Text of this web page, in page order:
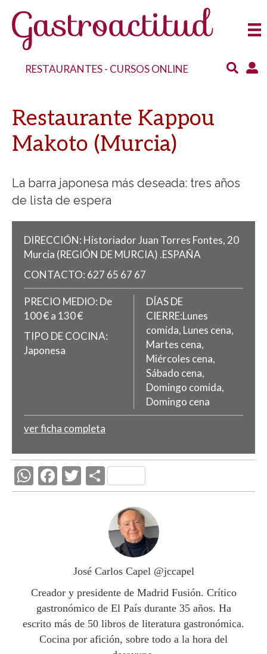
RESTAURANTES- CURSOS ONLINE
Restaurante Kappou
Makoto (Murcia)
La barra japonesa más deseada: tres años
de lista de espera
DIRECCIÓN: Historiador Juan Torres Fontes, 20
Murcia (REGIÓN DE MURCIA) .ESPAÑA
CONTACTO: 627 65 67 67
PRECIO MEDIO: De
100 € a 130 €
TIPO DE COCINA:
Japonesa
DÍAS DE
CIERRE:Lunes
comida, Lunes cena,
Martes cena,
Miércoles cena,
Sábado cena,
Domingo comida,
Domingo cena
ver ficha completa
W
h
p
F
ac
k
T
w
C
o
m
p
ar
ti
r
José Carlos Capel @jccapel
Creador y presidente de Madrid Fusión. Crítico
gastronómico de El País durante 35 años. Ha
escrito más de 50 libros de literatura gastronómica.
Cocina por afición, sobre todo a la hora del